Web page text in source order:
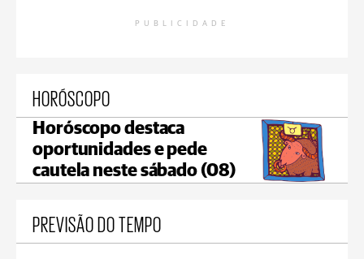
PUBLICIDADE
HORÓSCOPO
Horóscopo destaca
oportunidades e pede
cautela neste sábado (08)
PREVISÃO DO TEMPO